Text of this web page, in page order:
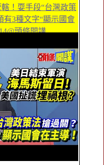
！耍手段“台灣政策
有3種文字“顯示國會
頭條開講